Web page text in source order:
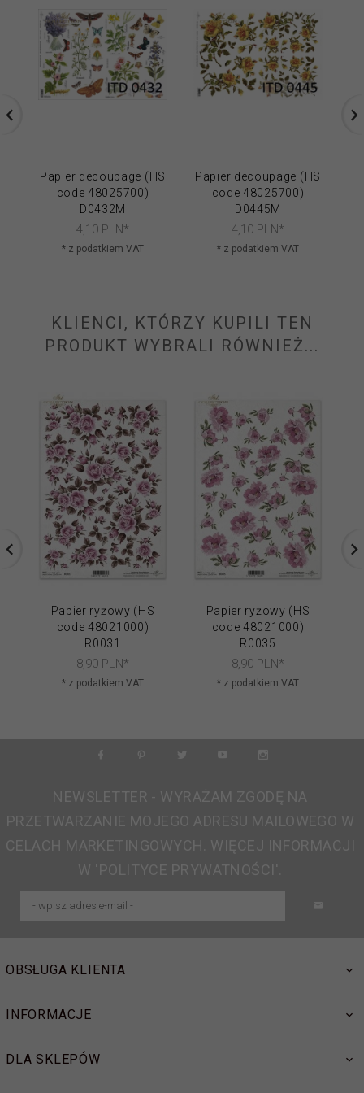
Papier decoupage (HS
code 48025700)
D0432M
4,10 PLN*
* z podatkiem VAT
Papier decoupage (HS
code 48025700)
D0445M
4,10 PLN*
* z podatkiem VAT
KLIENCI, KTÓRZY KUPILI TEN
PRODUKT WYBRALI RÓWNIEŻ...
Papier ryżowy (HS
code 48021000)
R0031
8,90 PLN*
* z podatkiem VAT
Papier ryżowy (HS
code 48021000)
R0035
8,90 PLN*
* z podatkiem VAT
NEWSLETTER - WYRAŻAM ZGODĘ NA
PRZETWARZANIE MOJEGO ADRESU MAILOWEGO W
CELACH MARKETINGOWYCH. WIĘCEJ INFORMACJI
W 'POLITYCE PRYWATNOŚCI'.
OBSŁUGA KLIENTA
INFORMACJE
DLA SKLEPÓW